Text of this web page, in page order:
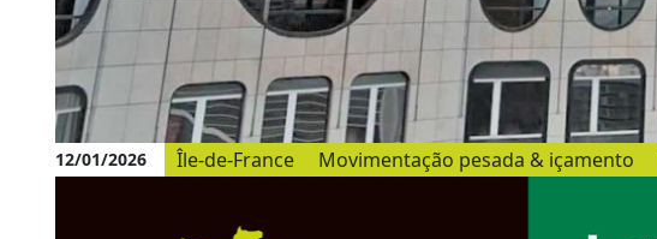
12/01/2026 Île-de-France Movimentação pesada & içamento